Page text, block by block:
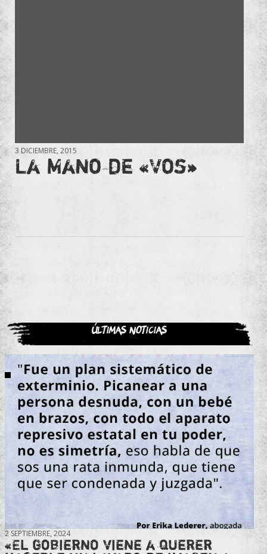
3 DICIEMBRE, 2015
La Mano de «Vos»
Últimas noticias
2 SEPTIEMBRE, 2024
«El gobierno viene a querer